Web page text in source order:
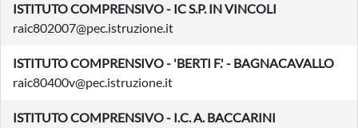
ISTITUTO COMPRENSIVO - IC S.P. IN VINCOLI
raic802007@pec.istruzione.it
ISTITUTO COMPRENSIVO - 'BERTI F.' - BAGNACAVALLO
raic80400v@pec.istruzione.it
ISTITUTO COMPRENSIVO - I.C. A. BACCARINI